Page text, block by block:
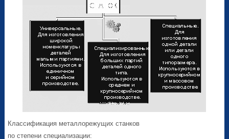
Классификация металлорежущих станков
по степени специализации: